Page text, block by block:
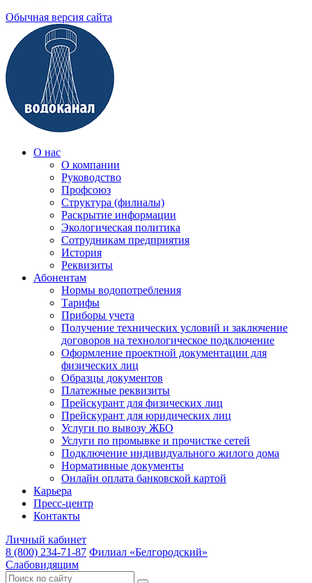
Обычная версия сайта
О нас
О компании
Руководство
Профсоюз
Структура (филиалы)
Раскрытие информации
Экологическая политика
Сотрудникам предприятия
История
Реквизиты
Абонентам
Нормы водопотребления
Тарифы
Приборы учета
Получение технических условий и заключение
договоров на технологическое подключение
Оформление проектной документации для
физических лиц
Образцы документов
Платежные реквизиты
Прейскурант для физических лиц
Прейскурант для юридических лиц
Услуги по вывозу ЖБО
Услуги по промывке и прочистке сетей
Подключение индивидуального жилого дома
Нормативные документы
Онлайн оплата банковской картой
Карьера
Пресс-центр
Контакты
Личный кабинет
8 (800) 234-71-87 Филиал «Белгородский»
Слабовидящим